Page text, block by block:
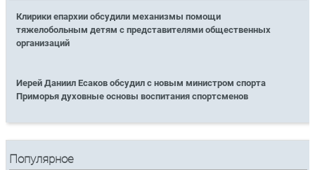
Клирики епархии обсудили механизмы помощи
тяжелобольным детям с представителями общественных
организаций
Иерей Даниил Есаков обсудил с новым министром спорта
Приморья духовные основы воспитания спортсменов
Популярное